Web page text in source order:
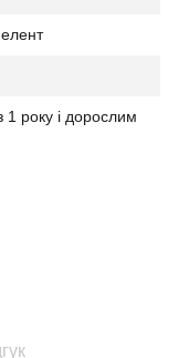
1 року і дорослим